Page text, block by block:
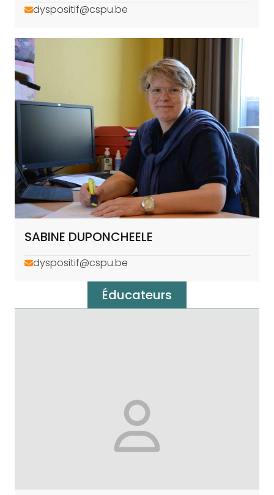
dyspositif@cspu.be
SABINE DUPONCHEELE
dyspositif@cspu.be
Éducateurs